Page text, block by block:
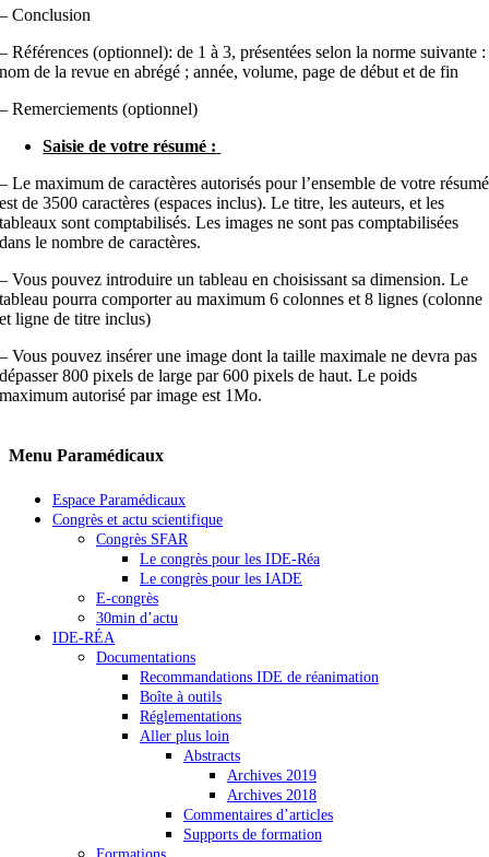
– Conclusion
– Références (optionnel): de 1 à 3, présentées selon la norme suivante :
nom de la revue en abrégé ; année, volume, page de début et de fin
– Remerciements (optionnel)
Saisie de votre résumé :
– Le maximum de caractères autorisés pour l’ensemble de votre résumé
est de 3500 caractères (espaces inclus). Le titre, les auteurs, et les
tableaux sont comptabilisés. Les images ne sont pas comptabilisées
dans le nombre de caractères.
– Vous pouvez introduire un tableau en choisissant sa dimension. Le
tableau pourra comporter au maximum 6 colonnes et 8 lignes (colonne
et ligne de titre inclus)
– Vous pouvez insérer une image dont la taille maximale ne devra pas
dépasser 800 pixels de large par 600 pixels de haut. Le poids
maximum autorisé par image est 1Mo.
Menu Paramédicaux
Espace Paramédicaux
Congrès et actu scientifique
Congrès SFAR
Le congrès pour les IDE-Réa
Le congrès pour les IADE
E-congrès
30min d’actu
IDE-RÉA
Documentations
Recommandations IDE de réanimation
Boîte à outils
Réglementations
Aller plus loin
Abstracts
Archives 2019
Archives 2018
Commentaires d’articles
Supports de formation